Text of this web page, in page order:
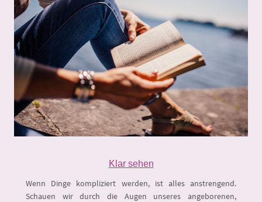
Klar sehen
Wenn Dinge kompliziert werden, ist alles anstrengend.
Schauen wir durch die Augen unseres angeborenen,